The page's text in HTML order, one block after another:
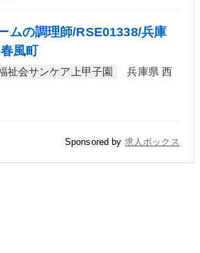
ムの調理師/RSE01338/兵庫
風町
祉会サンケア上甲子園
兵庫県 西
Sponsored by 求人ボックス